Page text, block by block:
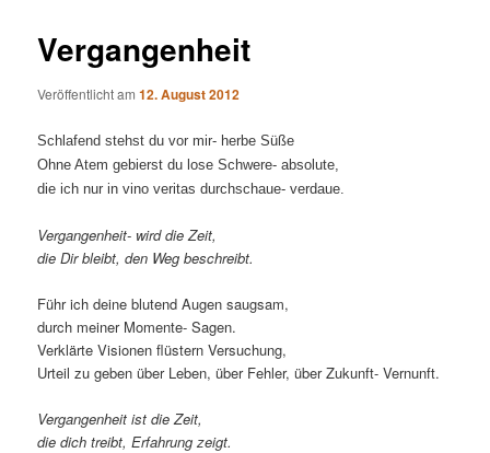
Vergangenheit
Veröffentlicht am12. August 2012
Schlafend stehst du vor mir- herbe Süße
Ohne Atem gebierst du lose Schwere- absolute,
die ich nur in vino veritas durchschaue- verdaue.
Vergangenheit- wird die Zeit,
die Dir bleibt, den Weg beschreibt.
Führ ich deine blutend Augen saugsam,
durch meiner Momente- Sagen.
Verklärte Visionen flüstern Versuchung,
Urteil zu geben über Leben, über Fehler, über Zukunft- Vernunft.
Vergangenheit ist die Zeit,
die dich treibt, Erfahrung zeigt.